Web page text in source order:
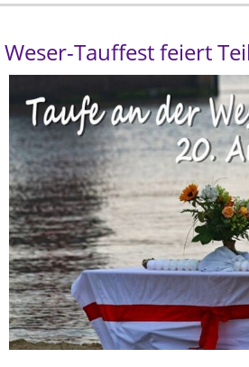
Weser-Tauffest feiert